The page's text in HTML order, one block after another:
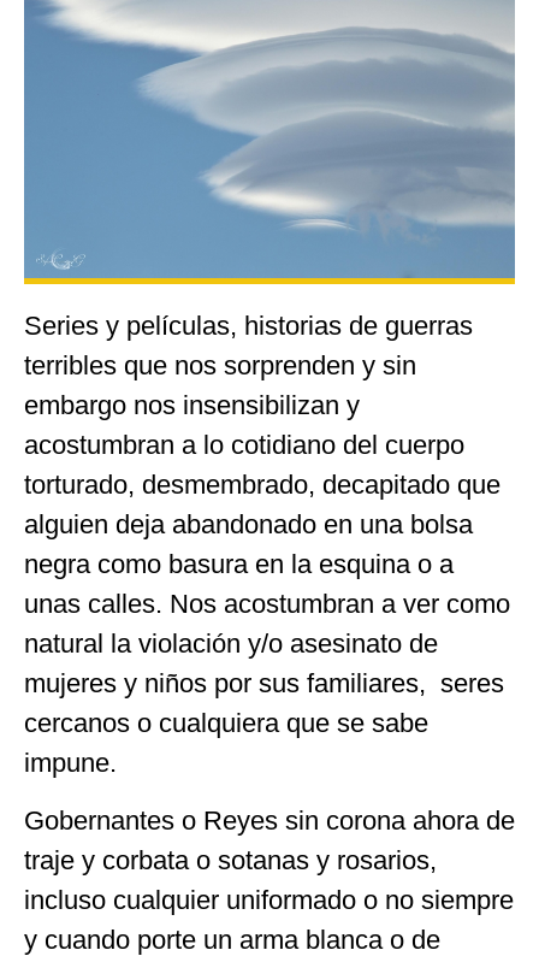
Series y películas, historias de guerras
terribles que nos sorprenden y sin
embargo nos insensibilizan y
acostumbran a lo cotidiano del cuerpo
torturado, desmembrado, decapitado que
alguien deja abandonado en una bolsa
negra como basura en la esquina o a
unas calles. Nos acostumbran a ver como
natural la violación y/o asesinato de
mujeres y niños por sus familiares, seres
cercanos o cualquiera que se sabe
impune.
Gobernantes o Reyes sin corona ahora de
traje y corbata o sotanas y rosarios,
incluso cualquier uniformado o no siempre
y cuando porte un arma blanca o de